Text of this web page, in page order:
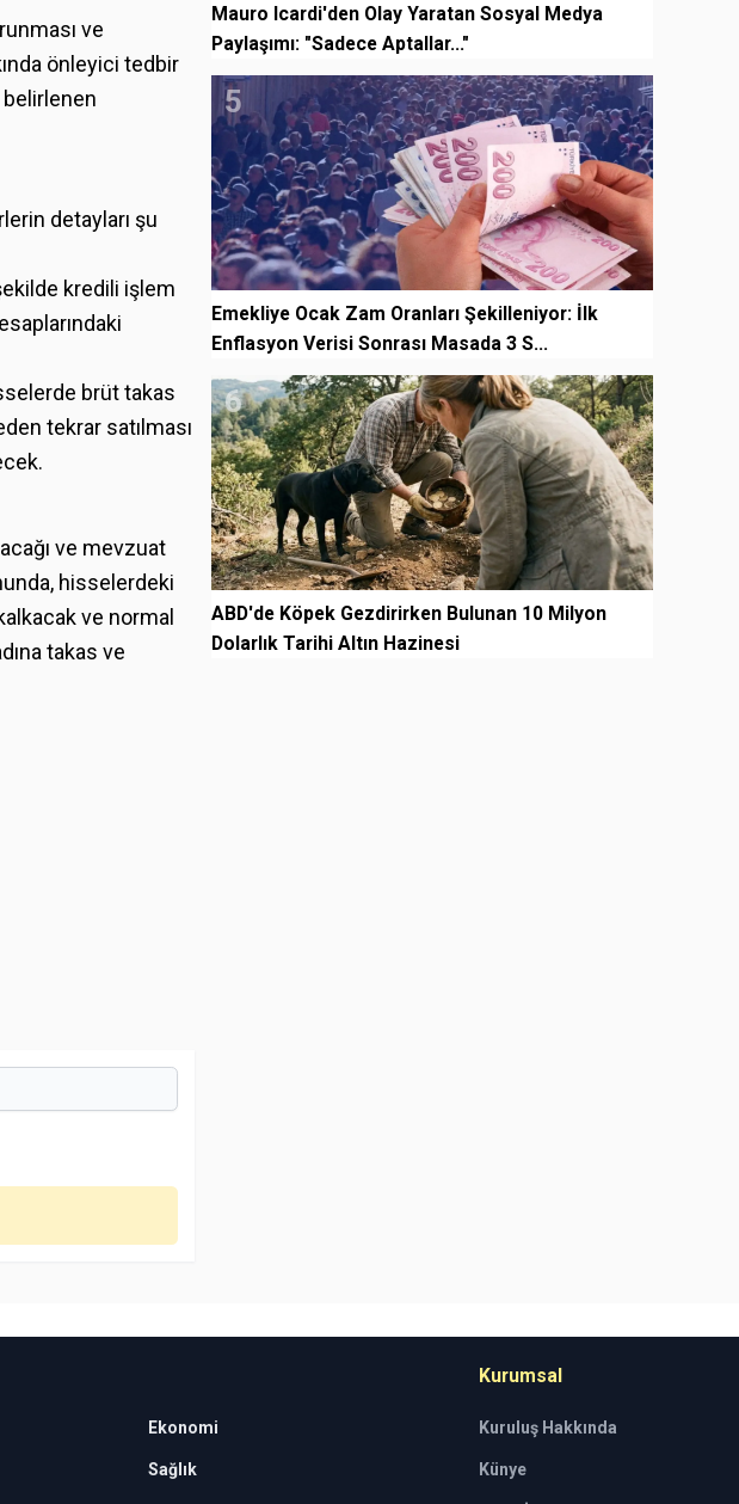
ve
önleyici tedbir
belirlenen
detayları şu
kredili işlem
brüt takas
tekrar satılması
ve mevzuat
hisselerdeki
ve normal
takas ve
Mauro Icardi'den Olay Yaratan Sosyal Medya
Paylaşımı: "Sadece Aptallar..."
5
Emekliye Ocak Zam Oranları Şekilleniyor: İlk
Enflasyon Verisi Sonrası Masada 3 S...
6
ABD'de Köpek Gezdirirken Bulunan 10 Milyon
Dolarlık Tarihi Altın Hazinesi
Ekonomi
Sağlık
Kurumsal
Kuruluş Hakkında
Künye